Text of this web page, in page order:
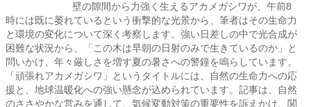
壁の隙間から力強く生えるアカメガシワが、午前8
時には既に萎れているという衝撃的な光景から、筆者はその生命力
と環境の変化について深く考察します。強い日差しの中で光合成が
困難な状況から、「この木は早朝の日射のみで生きているのか」と
問いかけ、年々厳しさを増す夏の暑さへの警鐘を鳴らしています。
「頑張れアカメガシワ」というタイトルには、自然の生命力への応
援と、地球温暖化への強い懸念が込められています。記事は、自然
のささやかな営みを通して、気候変動対策の重要性を訴えかけ、関